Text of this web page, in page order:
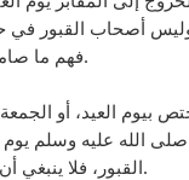
أصحاب القبور في
فهم ما صاموا ولا قاموا.
بيوم العيد، أو
الله عليه وسلم يوم
القبور، فلا ينبغي أن يخصص بها.